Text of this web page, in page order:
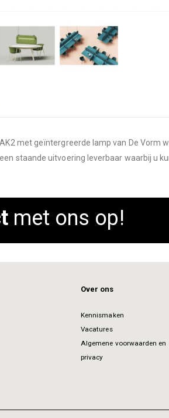
met geïntergreerde lamp van De Vorm
staande uitvoering leverbaar waarbij u
met ons op!
Over ons
Kennismaken
Vacatures
Algemene voorwaarden en
privacy